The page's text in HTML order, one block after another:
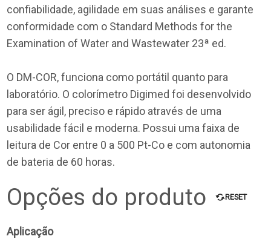
confiabilidade, agilidade em suas análises e garante
conformidade com o Standard Methods for the
Examination of Water and Wastewater 23ª ed.
O DM-COR, funciona como portátil quanto para
laboratório. O colorímetro Digimed foi desenvolvido
para ser ágil, preciso e rápido através de uma
usabilidade fácil e moderna. Possui uma faixa de
leitura de Cor entre 0 a 500 Pt-Co e com autonomia
de bateria de 60 horas.
Opções do produto RESET
Aplicação